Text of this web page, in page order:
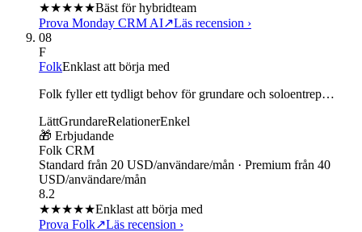
★★★★★Bäst för hybridteam
Prova Monday CRM AI↗Läs recension ›
08
F
FolkEnklast att börja med
Folk fyller ett tydligt behov för grundare och soloentrep…
LättGrundareRelationerEnkel
🎁 Erbjudande
Folk CRM
Standard från 20 USD/användare/mån · Premium från 40
USD/användare/mån
8.2
★★★★★Enklast att börja med
Prova Folk↗Läs recension ›